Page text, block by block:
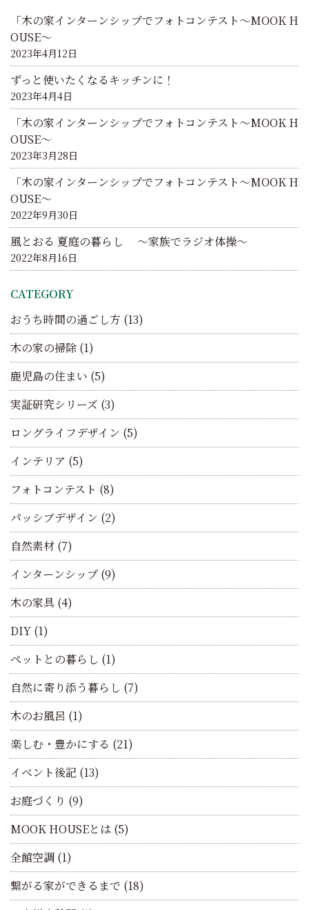
ョ
ン
「木の家インターンシップでフォトコンテスト～MOOK H
OUSE～
2023年4月12日
ずっと使いたくなるキッチンに！
2023年4月4日
「木の家インターンシップでフォトコンテスト～MOOK H
OUSE～
2023年3月28日
「木の家インターンシップでフォトコンテスト～MOOK H
OUSE～
2022年9月30日
風とおる 夏庭の暮らし ～家族でラジオ体操～
2022年8月16日
CATEGORY
おうち時間の過ごし方 (13)
木の家の掃除 (1)
鹿児島の住まい (5)
実証研究シリーズ (3)
ロングライフデザイン (5)
インテリア (5)
フォトコンテスト (8)
パッシブデザイン (2)
自然素材 (7)
インターンシップ (9)
木の家具 (4)
DIY (1)
ペットとの暮らし (1)
自然に寄り添う暮らし (7)
木のお風呂 (1)
楽しむ・豊かにする (21)
イベント後記 (13)
お庭づくり (9)
MOOK HOUSEとは (5)
全館空調 (1)
繋がる家ができるまで (18)